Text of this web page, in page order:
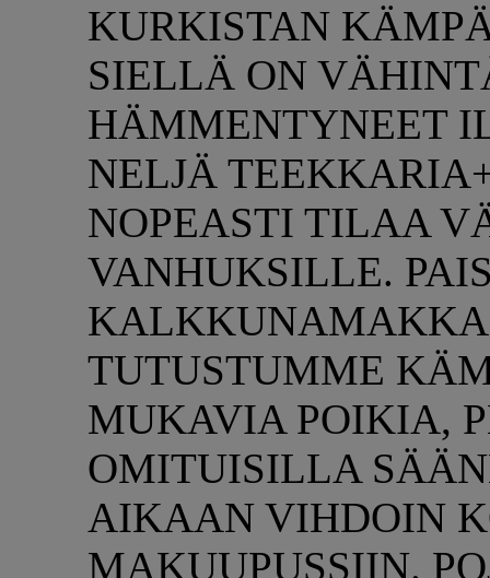
KURKISTAN
SIELLÄ ON
HÄMMENTYNEET
NELJÄ
NOPEASTI TILAA
VANHUKSILLE.
TUTUSTUMME
MUKAVIA POIKIA,
OMITUISILLA
AIKAAN VIHDOIN
MAKUUPUSSIIN.